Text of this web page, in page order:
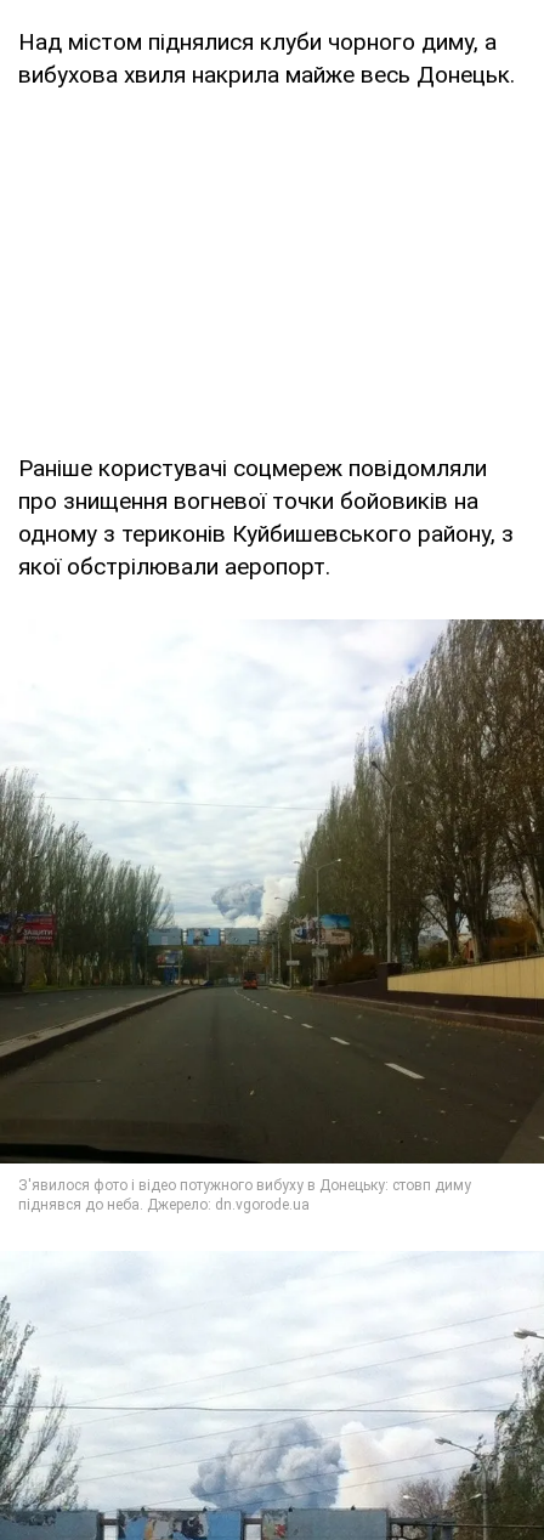
Над містом піднялися клуби чорного диму, а
вибухова хвиля накрила майже весь Донецьк.
Раніше користувачі соцмереж повідомляли
про знищення вогневої точки бойовиків на
одному з териконів Куйбишевського району, з
якої обстрілювали аеропорт.